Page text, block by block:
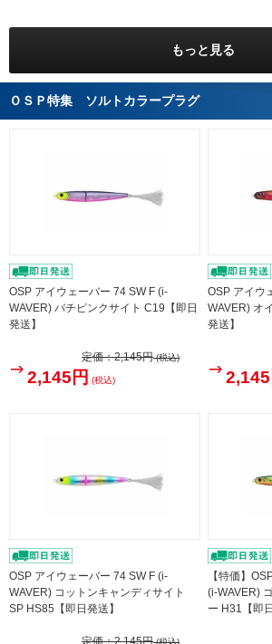
もっと見る
ＯＳＰ特集 ソルトカラープラグ
OSP アイウェーバー 74 SW F (i-
WAVER) バチピンクサイト C19【即日
発送】
定価：2,145円(税込)
2,145円 (税込)
OSP アイウ
WAVER) オ
発送】
2,145
OSP アイウェーバー 74 SW F (i-
WAVER) コットンキャンディサイト
SP HS85【即日発送】
定価：2,145円(税込)
【特価】
(i-WAVER)
ー H31【即